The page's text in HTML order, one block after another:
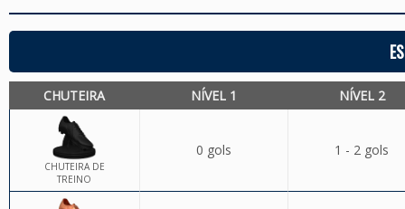
CHUTEIRA NÍVEL 1 NÍVEL 2
CHUTEIRA DE
TREINO
0 gols 1 - 2 gols